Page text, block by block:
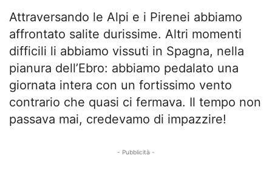
Attraversando le Alpi e i Pirenei abbiamo
affrontato salite durissime. Altri momenti
difficili li abbiamo vissuti in Spagna, nella
pianura dell’Ebro: abbiamo pedalato una
giornata intera con un fortissimo vento
contrario che quasi ci fermava. Il tempo non
passava mai, credevamo di impazzire!
- Pubblicità -